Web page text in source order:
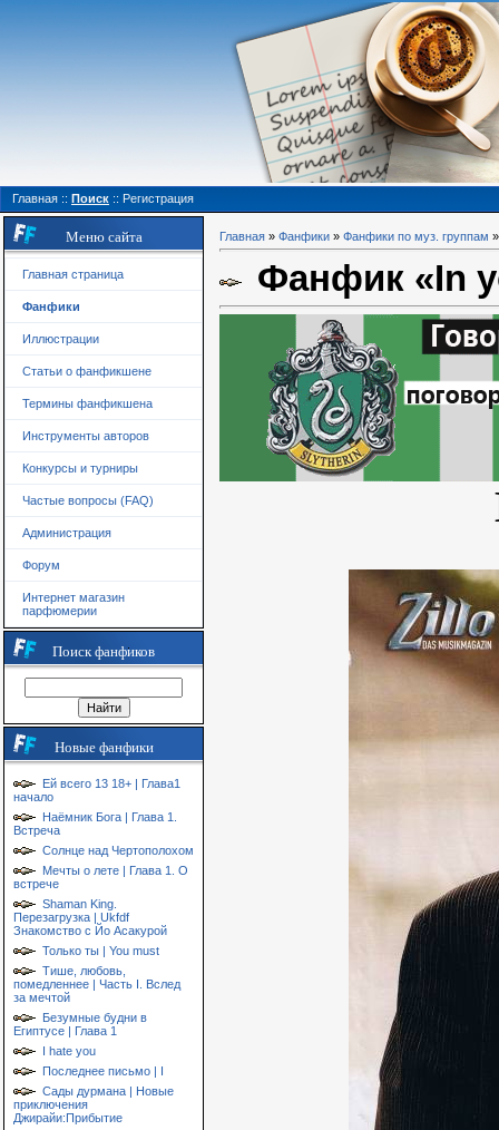
Главная :: Поиск :: Регистрация
Меню сайта
Главная страница
Фанфики
Иллюстрации
Статьи о фанфикшене
Термины фанфикшена
Инструменты авторов
Конкурсы и турниры
Частые вопросы (FAQ)
Администрация
Форум
Интернет магазин
парфюмерии
Поиск фанфиков
Новые фанфики
Ей всего 13 18+ | Глава1
начало
Наёмник Бога | Глава 1.
Встреча
Солнце над Чертополохом
Мечты о лете | Глава 1. О
встрече
Shaman King.
Перезагрузка | Ukfdf
Знакомство с Йо Асакурой
Только ты | You must
Тише, любовь,
помедленнее | Часть I. Вслед
за мечтой
Безумные будни в
Египтусе | Глава 1
I hate you
Последнее письмо | I
Сады дурмана | Новые
приключения
Джирайи:Прибытие
Главная » Фанфики » Фанфики по муз. группам
Фанфик «In